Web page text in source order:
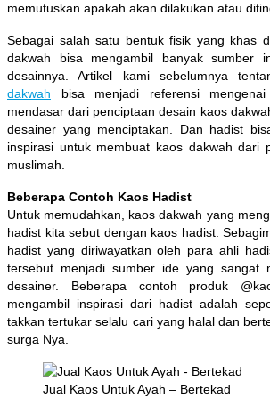
memutuskan apakah akan dilakukan atau
Sebagai salah satu bentuk fisik yang khas
dakwah bisa mengambil banyak sumber
desainnya. Artikel kami sebelumnya
dakwah bisa menjadi referensi
mendasar dari penciptaan desain kaos
desainer yang menciptakan. Dan hadist
inspirasi untuk membuat kaos dakwah dari
muslimah.
Beberapa Contoh Kaos Hadist
Untuk memudahkan, kaos dakwah yang
hadist kita sebut dengan kaos hadist.
hadist yang diriwayatkan oleh para ahli
tersebut menjadi sumber ide yang sangat
desainer. Beberapa contoh produk
mengambil inspirasi dari hadist adalah
takkan tertukar selalu cari yang halal dan
surga Nya.
Jual Kaos Untuk Ayah – Bertekad